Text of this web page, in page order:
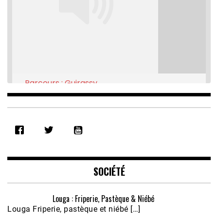
RSS FEED
EMBED
Parcours : Guirassy
Feb 16, 2021 • 28:08
SOCIÉTÉ
Louga : Friperie, Pastèque & Niébé
Louga Friperie, pastèque et niébé […]